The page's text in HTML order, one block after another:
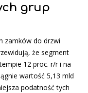
grup
zamków do drzwi
że segment
12 proc. r/r i na
wartość 5,13 mld
podatność tych